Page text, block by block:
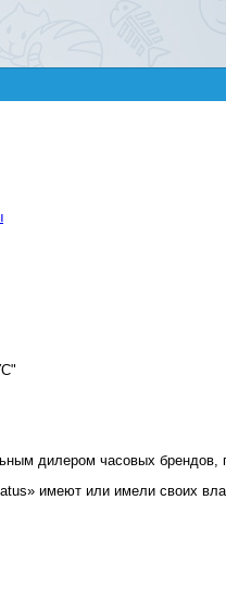
дилером часовых брендов,
имеют или имели своих